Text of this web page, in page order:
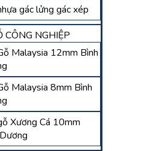
gác lửng gác xép
CÔNG NGHIỆP
Malaysia 12mm Bình
Malaysia 8mm Bình
Xương Cá 10mm